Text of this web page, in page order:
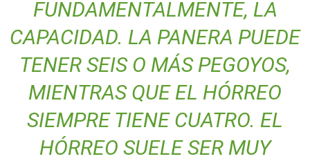
FUNDAMENTALMENTE, LA
CAPACIDAD. LA PANERA PUEDE
TENER SEIS O MÁS PEGOYOS,
MIENTRAS QUE EL HÓRREO
SIEMPRE TIENE CUATRO. EL
HÓRREO SUELE SER MUY